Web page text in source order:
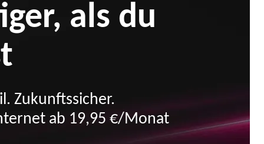
als du
Zukunftssicher.
ab 19,95 €/Monat